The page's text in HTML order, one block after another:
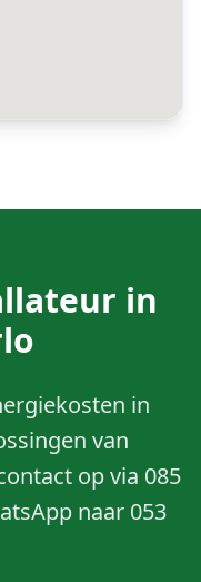
in
in
van
op via 085
naar 053